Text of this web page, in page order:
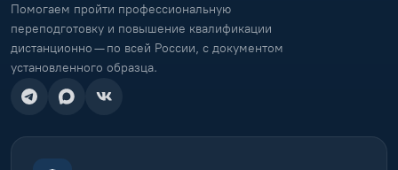
Помогаем пройти профессиональную
переподготовку и повышение квалификации
дистанционно — по всей России, с документом
установленного образца.